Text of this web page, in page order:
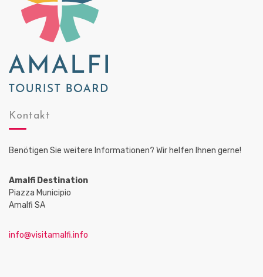
Kontakt
Benötigen Sie weitere Informationen? Wir helfen Ihnen gerne!
Amalfi Destination
Piazza Municipio
Amalfi SA
info@visitamalfi.info